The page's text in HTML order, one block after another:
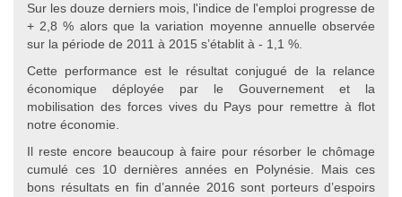
Sur les douze derniers mois, l'indice de l'emploi progresse de
+ 2,8 % alors que la variation moyenne annuelle observée
sur la période de 2011 à 2015 s’établit à - 1,1 %.
Cette performance est le résultat conjugué de la relance
économique déployée par le Gouvernement et la
mobilisation des forces vives du Pays pour remettre à flot
notre économie.
Il reste encore beaucoup à faire pour résorber le chômage
cumulé ces 10 dernières années en Polynésie. Mais ces
bons résultats en fin d’année 2016 sont porteurs d’espoirs